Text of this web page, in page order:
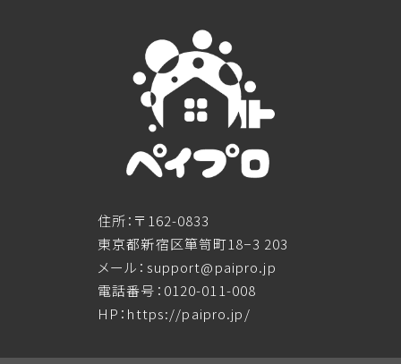
住所：〒162-0833
東京都新宿区箪笥町18−3 203
メール：support@paipro.jp
電話番号：0120-011-008
HP：https://paipro.jp/